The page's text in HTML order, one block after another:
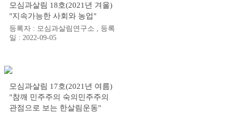
모심과살림 18호(2021년 겨울)
"지속가능한 사회와 농업"
등록자 : 모심과살림연구소 , 등록
일 : 2022-09-05
모심과살림 17호(2021년 여름)
"참깨 민주주의 숙의민주주의
관점으로 보는 한살림운동"